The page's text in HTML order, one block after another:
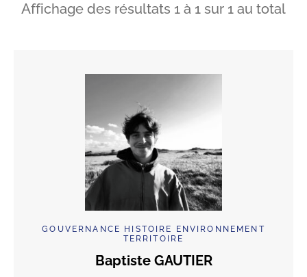
Affichage des résultats 1 à 1 sur 1 au total
GOUVERNANCE HISTOIRE ENVIRONNEMENT
TERRITOIRE
Baptiste GAUTIER